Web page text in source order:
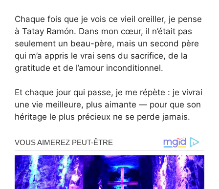
Chaque fois que je vois ce vieil oreiller, je pense
à Tatay Ramón. Dans mon cœur, il n’était pas
seulement un beau-père, mais un second père
qui m’a appris le vrai sens du sacrifice, de la
gratitude et de l’amour inconditionnel.
Et chaque jour qui passe, je me répète : je vivrai
une vie meilleure, plus aimante — pour que son
héritage le plus précieux ne se perde jamais.